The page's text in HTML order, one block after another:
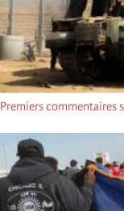
Premiers commentaires